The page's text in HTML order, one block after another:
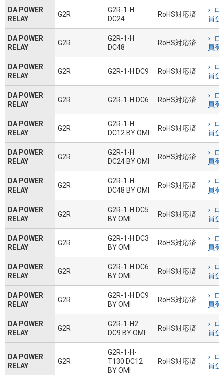
DA POWER
RELAY
G2R
G2R-1-H
DC24
RoHS対応済
ロ
員登
DA POWER
RELAY
G2R
G2R-1-H
DC48
RoHS対応済
ロ
員登
DA POWER
RELAY
G2R G2R-1-H DC9 RoHS対応済
ロ
員登
DA POWER
RELAY
G2R G2R-1-H DC6 RoHS対応済
ロ
員登
DA POWER
RELAY
G2R
G2R-1-H
DC12 BY OMI
RoHS対応済
ロ
員登
DA POWER
RELAY
G2R
G2R-1-H
DC24 BY OMI
RoHS対応済
ロ
員登
DA POWER
RELAY
G2R
G2R-1-H
DC48 BY OMI
RoHS対応済
ロ
員登
DA POWER
RELAY
G2R
G2R-1-H DC5
BY OMI
RoHS対応済
ロ
員登
DA POWER
RELAY
G2R
G2R-1-H DC3
BY OMI
RoHS対応済
ロ
員登
DA POWER
RELAY
G2R
G2R-1-H DC6
BY OMI
RoHS対応済
ロ
員登
DA POWER
RELAY
G2R
G2R-1-H DC9
BY OMI
RoHS対応済
ロ
員登
DA POWER
RELAY
G2R
G2R-1-H2
DC9 BY OMI
RoHS対応済
ロ
員登
DA POWER
RELAY
G2R
G2R-1-H-
T130 DC12
BY OMI
RoHS対応済
ロ
員登